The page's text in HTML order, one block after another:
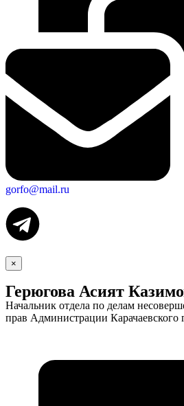
gorfo@mail.ru
×
Герюгова Асият
Начальник отдела по делам
прав Администрации Карачаевского